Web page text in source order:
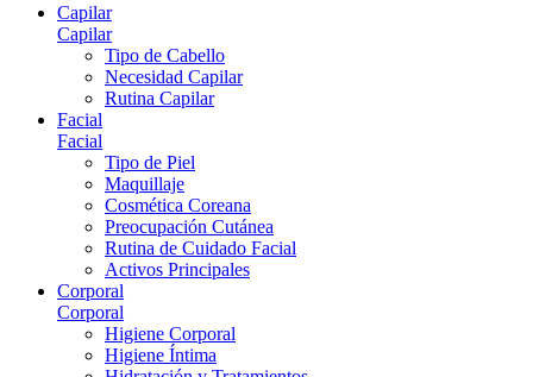
Capilar
Capilar
Tipo de Cabello
Necesidad Capilar
Rutina Capilar
Facial
Facial
Tipo de Piel
Maquillaje
Cosmética Coreana
Preocupación Cutánea
Rutina de Cuidado Facial
Activos Principales
Corporal
Corporal
Higiene Corporal
Higiene Íntima